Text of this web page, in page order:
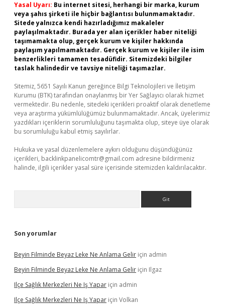
Yasal Uyarı: Bu internet sitesi, herhangi bir marka, kurum
veya şahıs şirketi ile hiçbir bağlantısı bulunmamaktadır.
Sitede yalnızca kendi hazırladığımız makaleler
paylaşılmaktadır. Burada yer alan içerikler haber niteliği
taşımamakta olup, gerçek kurum ve kişiler hakkında
paylaşım yapılmamaktadır. Gerçek kurum ve kişiler ile isim
benzerlikleri tamamen tesadüfidir. Sitemizdeki bilgiler
taslak halindedir ve tavsiye niteliği taşımazlar.
Sitemiz, 5651 Sayılı Kanun gereğince Bilgi Teknolojileri ve İletişim
Kurumu (BTK) tarafından onaylanmış bir Yer Sağlayıcı olarak hizmet
vermektedir. Bu nedenle, sitedeki içerikleri proaktif olarak denetleme
veya araştırma yükümlülüğümüz bulunmamaktadır. Ancak, üyelerimiz
yazdıkları içeriklerin sorumluluğunu taşımakta olup, siteye üye olarak
bu sorumluluğu kabul etmiş sayılırlar.
Hukuka ve yasal düzenlemelere aykırı olduğunu düşündüğünüz
içerikleri, backlinkpanelicomtr@gmail.com adresine bildirmeniz
halinde, ilgili içerikler yasal süre içerisinde sitemizden kaldırılacaktır.
Son yorumlar
Beyin Filminde Beyaz Leke Ne Anlama Gelir için admin
Beyin Filminde Beyaz Leke Ne Anlama Gelir için Ilgaz
Ilçe Sağlık Merkezleri Ne Iş Yapar için admin
Ilçe Sağlık Merkezleri Ne Iş Yapar için Volkan